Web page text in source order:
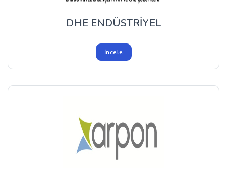
DHE ENDÜSTRİYEL
İncele